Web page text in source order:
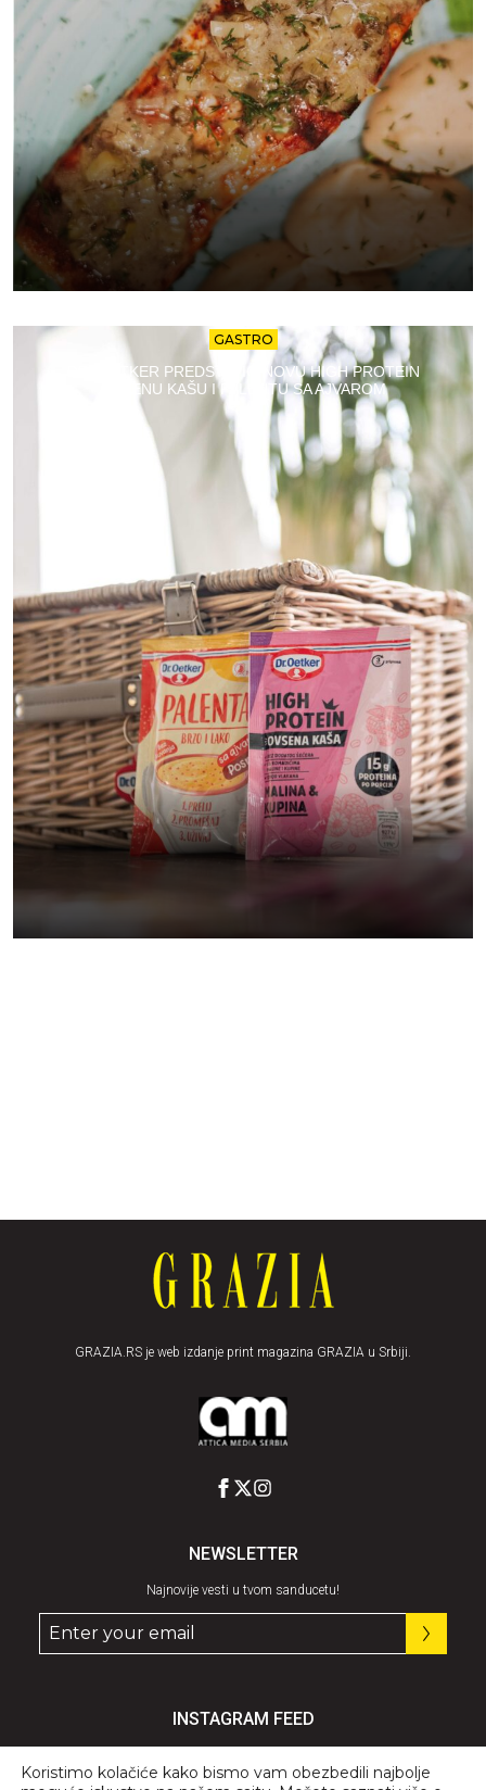
GASTRO
DR. OETKER PREDSTAVIO NOVU HIGH PROTEIN
OVSENU KAŠU I PALENTU SA AJVAROM
GRAZIA.RS je web izdanje print magazina GRAZIA u Srbiji.
NEWSLETTER
Najnovije vesti u tvom sanducetu!
INSTAGRAM FEED
Koristimo kolačiće kako bismo vam obezbedili najbolje